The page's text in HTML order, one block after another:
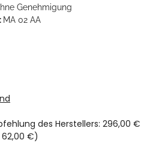
Genehmigung
MA 02 AA
des Herstellers: 296,00 €
62,00 €)